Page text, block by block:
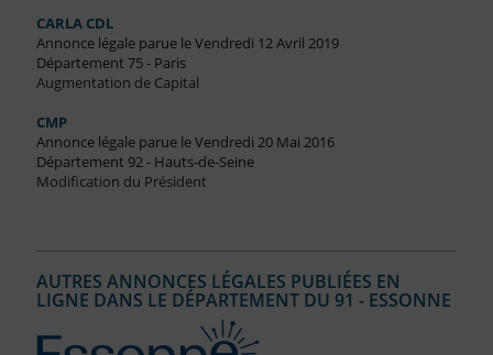
CARLA CDL
Annonce légale parue le Vendredi 12 Avril 2019
Département 75 - Paris
Augmentation de Capital
CMP
Annonce légale parue le Vendredi 20 Mai 2016
Département 92 - Hauts-de-Seine
Modification du Président
AUTRES ANNONCES LÉGALES PUBLIÉES EN
LIGNE DANS LE DÉPARTEMENT DU 91 - ESSONNE